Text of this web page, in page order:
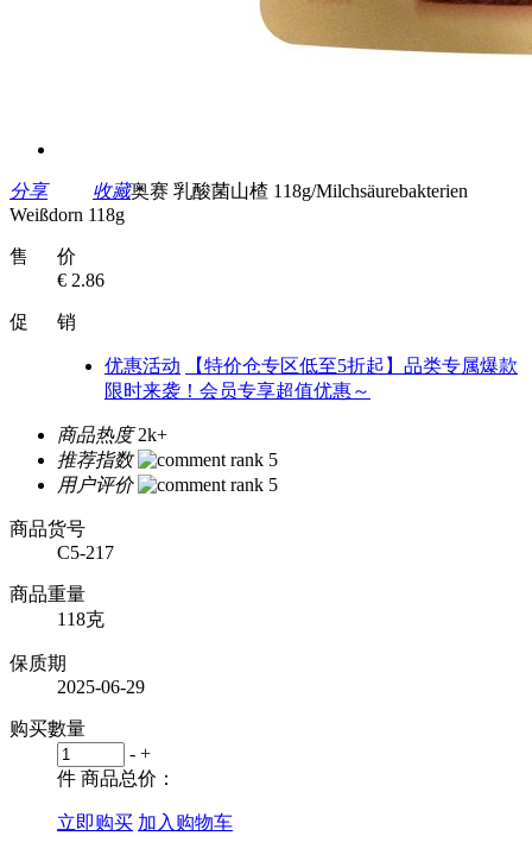
分享 收藏奥赛 乳酸菌山楂 118g/Milchsäurebakterien
Weißdorn 118g
售 价
€ 2.86
促 销
优惠活动
【特价仓专区低至5折起】品类专属爆款
限时来袭！会员专享超值优惠～
商品热度 2k+
推荐指数
用户评价
商品货号
C5-217
商品重量
118克
保质期
2025-06-29
购买數量
- +
件 商品总价：
立即购买 加入购物车